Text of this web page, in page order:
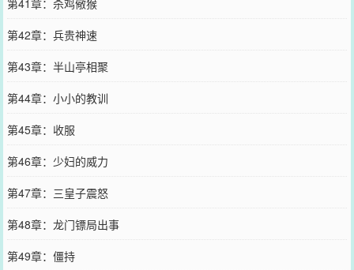
第42章：兵贵神速
第43章：半山亭相聚
第44章：小小的教训
第45章：收服
第46章：少妇的威力
第47章：三皇子震怒
第48章：龙门镖局出事
第49章：僵持